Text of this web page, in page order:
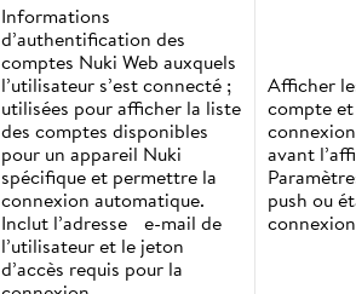
Informations
d’authentification des
comptes Nuki Web auxquels
l’utilisateur s’est connecté ;
utilisées pour afficher la liste
des comptes disponibles
pour un appareil Nuki
spécifique et permettre la
connexion automatique.
Inclut l’adresse e-mail de
l’utilisateur et le jeton
d’accès requis pour la
Afficher
compte
avant
push ou